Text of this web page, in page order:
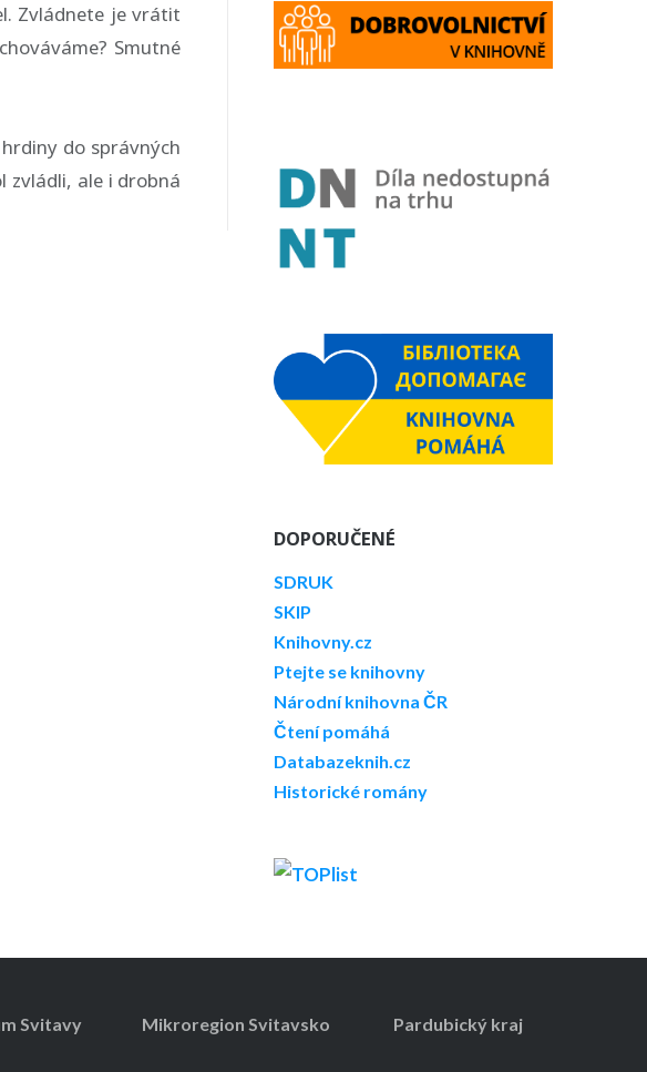
Zvládnete je vrátit
Smutné
do správných
zvládli, ale i drobná
DOPORUČENÉ
SDRUK
SKIP
Knihovny.cz
Ptejte se knihovny
Národní knihovna ČR
Čtení pomáhá
Databazeknih.cz
Historické romány
Svitavy Mikroregion Svitavsko Pardubický kraj